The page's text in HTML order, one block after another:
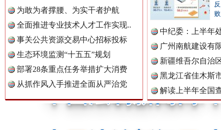
为敢为者撑腰、为实干者护航
全面推进专业技术人才工作实现..
事关公共资源交易中心招标投标
生态环境监测“十五五”规划
部署28条重点任务举措扩大消费
从抓作风入手推进全面从严治党
中纪委：上半年
广州南航建设有
新疆维吾尔自治
黑龙江省佳木斯
解读上半年全国
数据
中国公共新闻网.
中国法制新闻网.
中国法治新闻网.
祁连巍巍树丰碑 高回报